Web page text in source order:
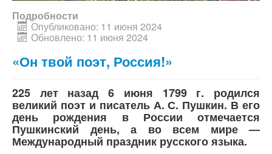
Подробности
Опубликовано: 11 июня 2024
Обновлено: 11 июня 2024
«Он твой поэт, Россия!»
225 лет назад 6 июня 1799 г. родился
великий поэт и писатель А. С. Пушкин. В его
день рождения в России отмечается
Пушкинский день, а во всем мире —
Международный праздник русского языка.